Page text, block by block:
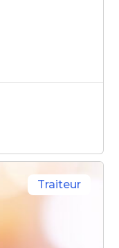
Traiteur